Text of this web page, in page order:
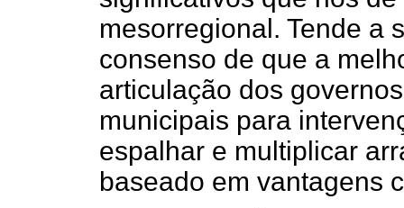
mesorregional. Tende a
consenso de que a
articulação dos
municipais para
espalhar e multiplicar
baseado em vantagens